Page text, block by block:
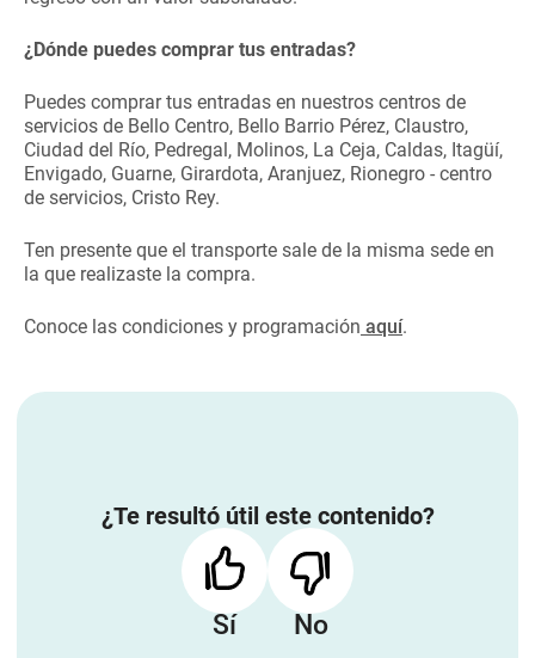
¿Dónde puedes comprar tus entradas?
Puedes comprar tus entradas en nuestros centros de
servicios de Bello Centro, Bello Barrio Pérez, Claustro,
Ciudad del Río, Pedregal, Molinos, La Ceja, Caldas, Itagüí,
Envigado, Guarne, Girardota, Aranjuez, Rionegro - centro
de servicios, Cristo Rey.
Ten presente que el transporte sale de la misma sede en
la que realizaste la compra.
Conoce las condiciones y programación aquí.
¿Te resultó útil este contenido?
Sí No